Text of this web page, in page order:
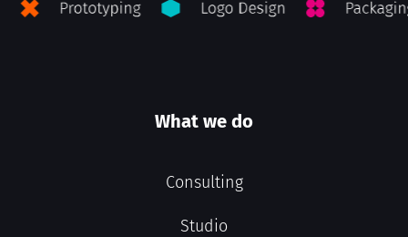
What we do
Consulting
Studio